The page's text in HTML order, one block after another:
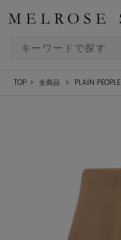
TOP 全商品 PLAIN PEOPLE